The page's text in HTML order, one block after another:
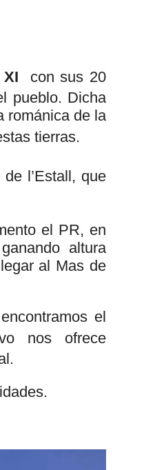
con sus 20
pueblo. Dicha
románica de la
tierras.
l’Estall, que
el PR, en
altura
al Mas de
el
nos ofrece